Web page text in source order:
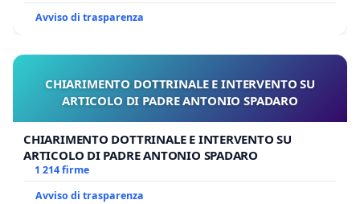
Avviso di trasparenza
CHIARIMENTO DOTTRINALE E INTERVENTO SU
ARTICOLO DI PADRE ANTONIO SPADARO
CHIARIMENTO DOTTRINALE E INTERVENTO SU
ARTICOLO DI PADRE ANTONIO SPADARO
1 214 firme
Avviso di trasparenza